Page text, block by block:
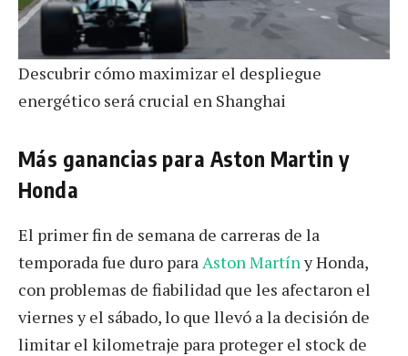
Descubrir cómo maximizar el despliegue
energético será crucial en Shanghai
Más ganancias para Aston Martin y
Honda
El primer fin de semana de carreras de la
temporada fue duro paraAston Martíny Honda,
con problemas de fiabilidad que les afectaron el
viernes y el sábado, lo que llevó a la decisión de
limitar el kilometraje para proteger el stock de